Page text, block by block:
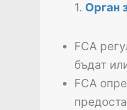
1. Орган
FCA
бъдат
FCA